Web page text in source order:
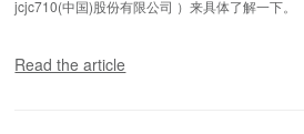
jcjc710(中国)股份有限公司 ）来具体了解一下。
Read the article